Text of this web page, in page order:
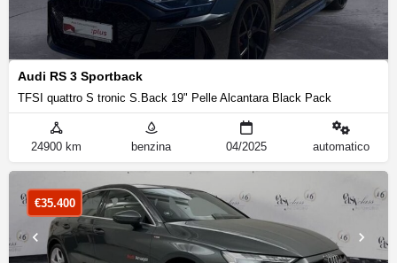
Audi RS 3 Sportback
TFSI quattro S tronic S.Back 19" Pelle Alcantara Black Pack
24900 km benzina 04/2025 automatico
€35.400